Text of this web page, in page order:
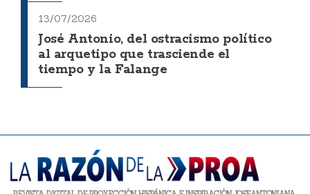
13/07/2026
José Antonio, del ostracismo político
al arquetipo que trasciende el
tiempo y la Falange